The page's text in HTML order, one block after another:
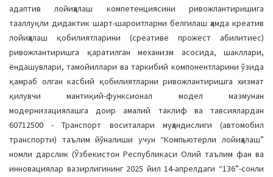
адаптив лойиҳалаш компетенциясини ривожлантиришига
тааллуқли дидактик шарт-шароитларни белгилаш ҳамда креатив
лойиҳалаш қобилиятларини (cреативе прожеcт абилитиес)
ривожлантиришга қаратилган механизм асосида, шакллари,
ёндашувлари, тамойиллари ва таркибий компонентларини ўзида
қамраб олган касбий қобилиятларни ривожлантиришга хизмат
қилувчи мантиқий-функсионал модел мазмунан
модернизациялашга доир амалий таклиф ва тавсиялардан
60712500 - Транспорт воситалари муҳандислиги (автомобил
транспорти) таълим йўналиши учун “Компьютерли лойиҳалаш”
номли дарслик (Ўзбекистон Республикаси Олий таълим фан ва
инновациялар вазирлигининг 2025 йил 14-апрелдаги “136”-сонли